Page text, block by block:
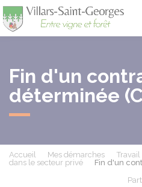
Fin d'un
déterminée
Accueil Mes démarches
dans le secteur privé
Fin d'un